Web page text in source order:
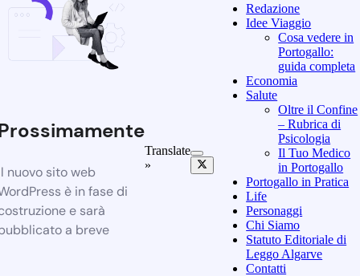
nuovo sito web
è in fase di
e sarà
a breve
Translate
»
Redazione
Idee Viaggio
Cosa vedere in
Portogallo:
guida completa
Economia
Salute
Oltre il Confine
– Rubrica di
Psicologia
Il Tuo Medico
in Portogallo
Portogallo in Pratica
Life
Personaggi
Chi Siamo
Statuto Editoriale di
Leggo Algarve
Contatti